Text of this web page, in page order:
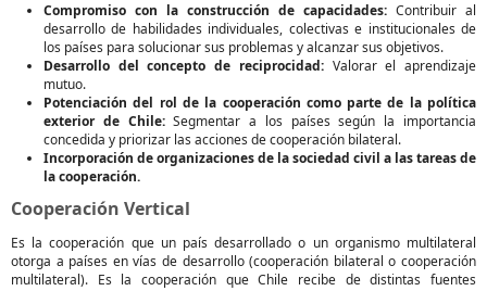
Compromiso con la construcción de capacidades: Contribuir al
desarrollo de habilidades individuales, colectivas e institucionales de
los países para solucionar sus problemas y alcanzar sus objetivos.
Desarrollo del concepto de reciprocidad:Valorar el aprendizaje
mutuo.
Potenciación del rol de la cooperación como parte de la política
exterior de Chile:Segmentar a los países según la importancia
concedida y priorizar las acciones de cooperación bilateral.
Incorporación de organizaciones de la sociedad civil a las tareas de
la cooperación.
Cooperación Vertical
Es la cooperación que un país desarrollado o un organismo multilateral
otorga a países en vías de desarrollo (cooperación bilateral o cooperación
multilateral). Es la cooperación que Chile recibe de distintas fuentes